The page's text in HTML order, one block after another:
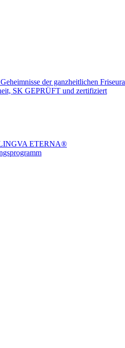
der ganzheitlichen
SK GEPRÜFT und zertifiziert
LINGVA ETERNA®